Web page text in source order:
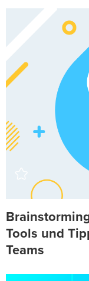
Tools und
Teams